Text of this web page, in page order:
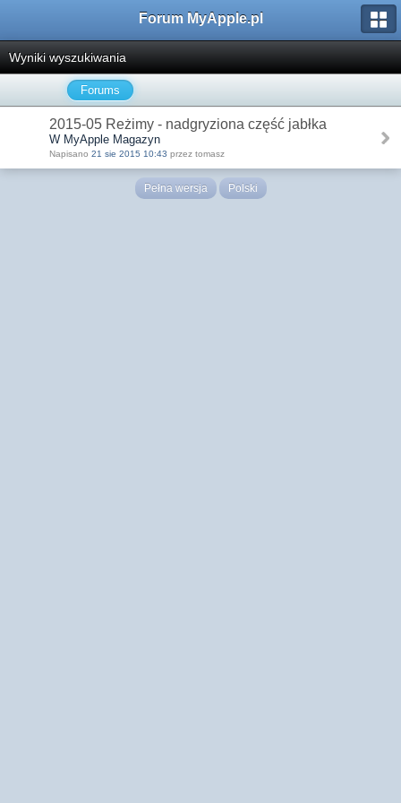
Forum MyApple.pl
Wyniki wyszukiwania
Forums
2015-05 Reżimy - nadgryziona część jabłka
W MyApple Magazyn
Napisano 21 sie 2015 10:43 przez tomasz
Pełna wersja Polski